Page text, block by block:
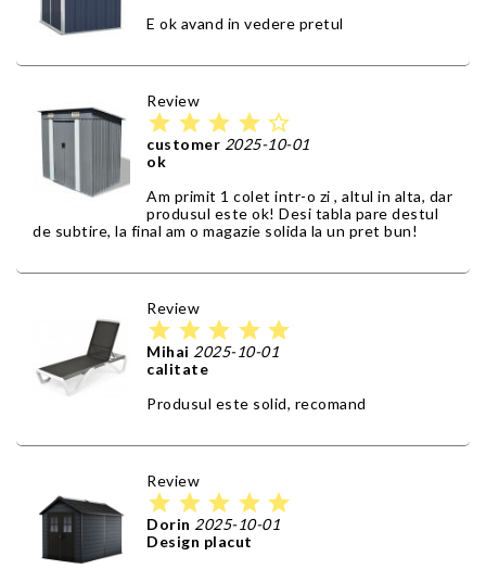
E ok avand in vedere pretul
Review
star star star star star_border
customer 2025-10-01
ok
Am primit 1 colet intr-o zi , altul in alta, dar
produsul este ok! Desi tabla pare destul
de subtire, la final am o magazie solida la un pret bun!
Review
star star star star star
Mihai 2025-10-01
calitate
Produsul este solid, recomand
Review
star star star star star
Dorin 2025-10-01
Design placut